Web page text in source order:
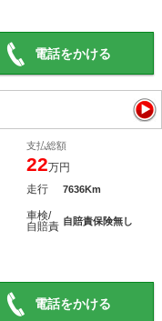
電話をかける
支払総額
22万円
走行 7636Km
車検/
自賠責 自賠責保険無し
電話をかける